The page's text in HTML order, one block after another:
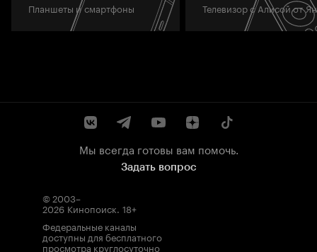
Планшеты и смартфоны Телевизор с Алисой от
Мы всегда готовы вам помочь.
Задать вопрос
© 2003–
2026 Кинопоиск. 18+
Федеральные каналы
доступны для бесплатного
просмотра круглосуточно